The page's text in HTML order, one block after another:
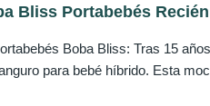
Bliss Portabebés
Boba Bliss: Tras 15
para bebé híbrido. Esta